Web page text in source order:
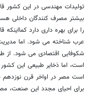
تولیدات مهندسی در این کشور
بیشتر مصرف کنندگان داخلی
را برای بهره داری دارد
عرب شناخته می شود. اما
شکوفایی اقتصادی می شود.
است مصر در اواخر قرن نوزدهم
برای احیای مجدد این صنعت،